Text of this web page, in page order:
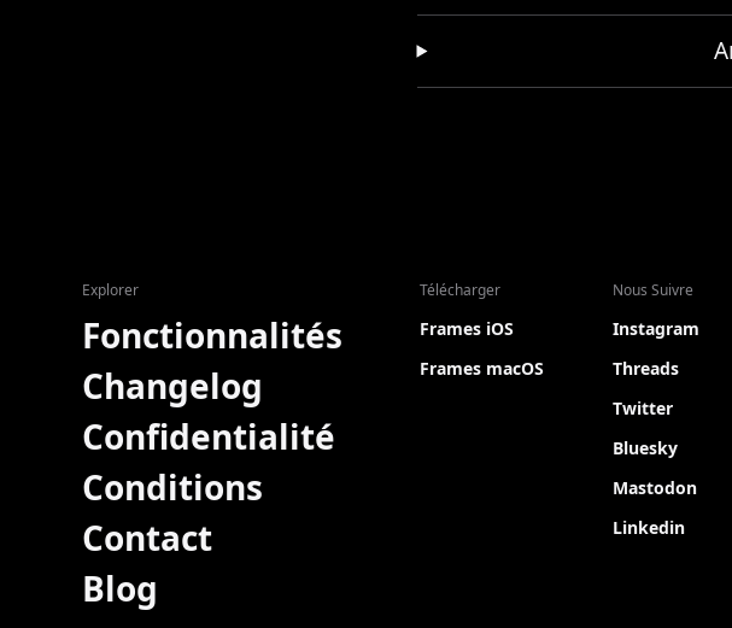
Explorer
Fonctionnalités
Changelog
Confidentialité
Conditions
Contact
Blog
Télécharger
Frames iOS
Frames macOS
Nous Suivre
Instagram
Threads
Twitter
Bluesky
Mastodon
Linkedin